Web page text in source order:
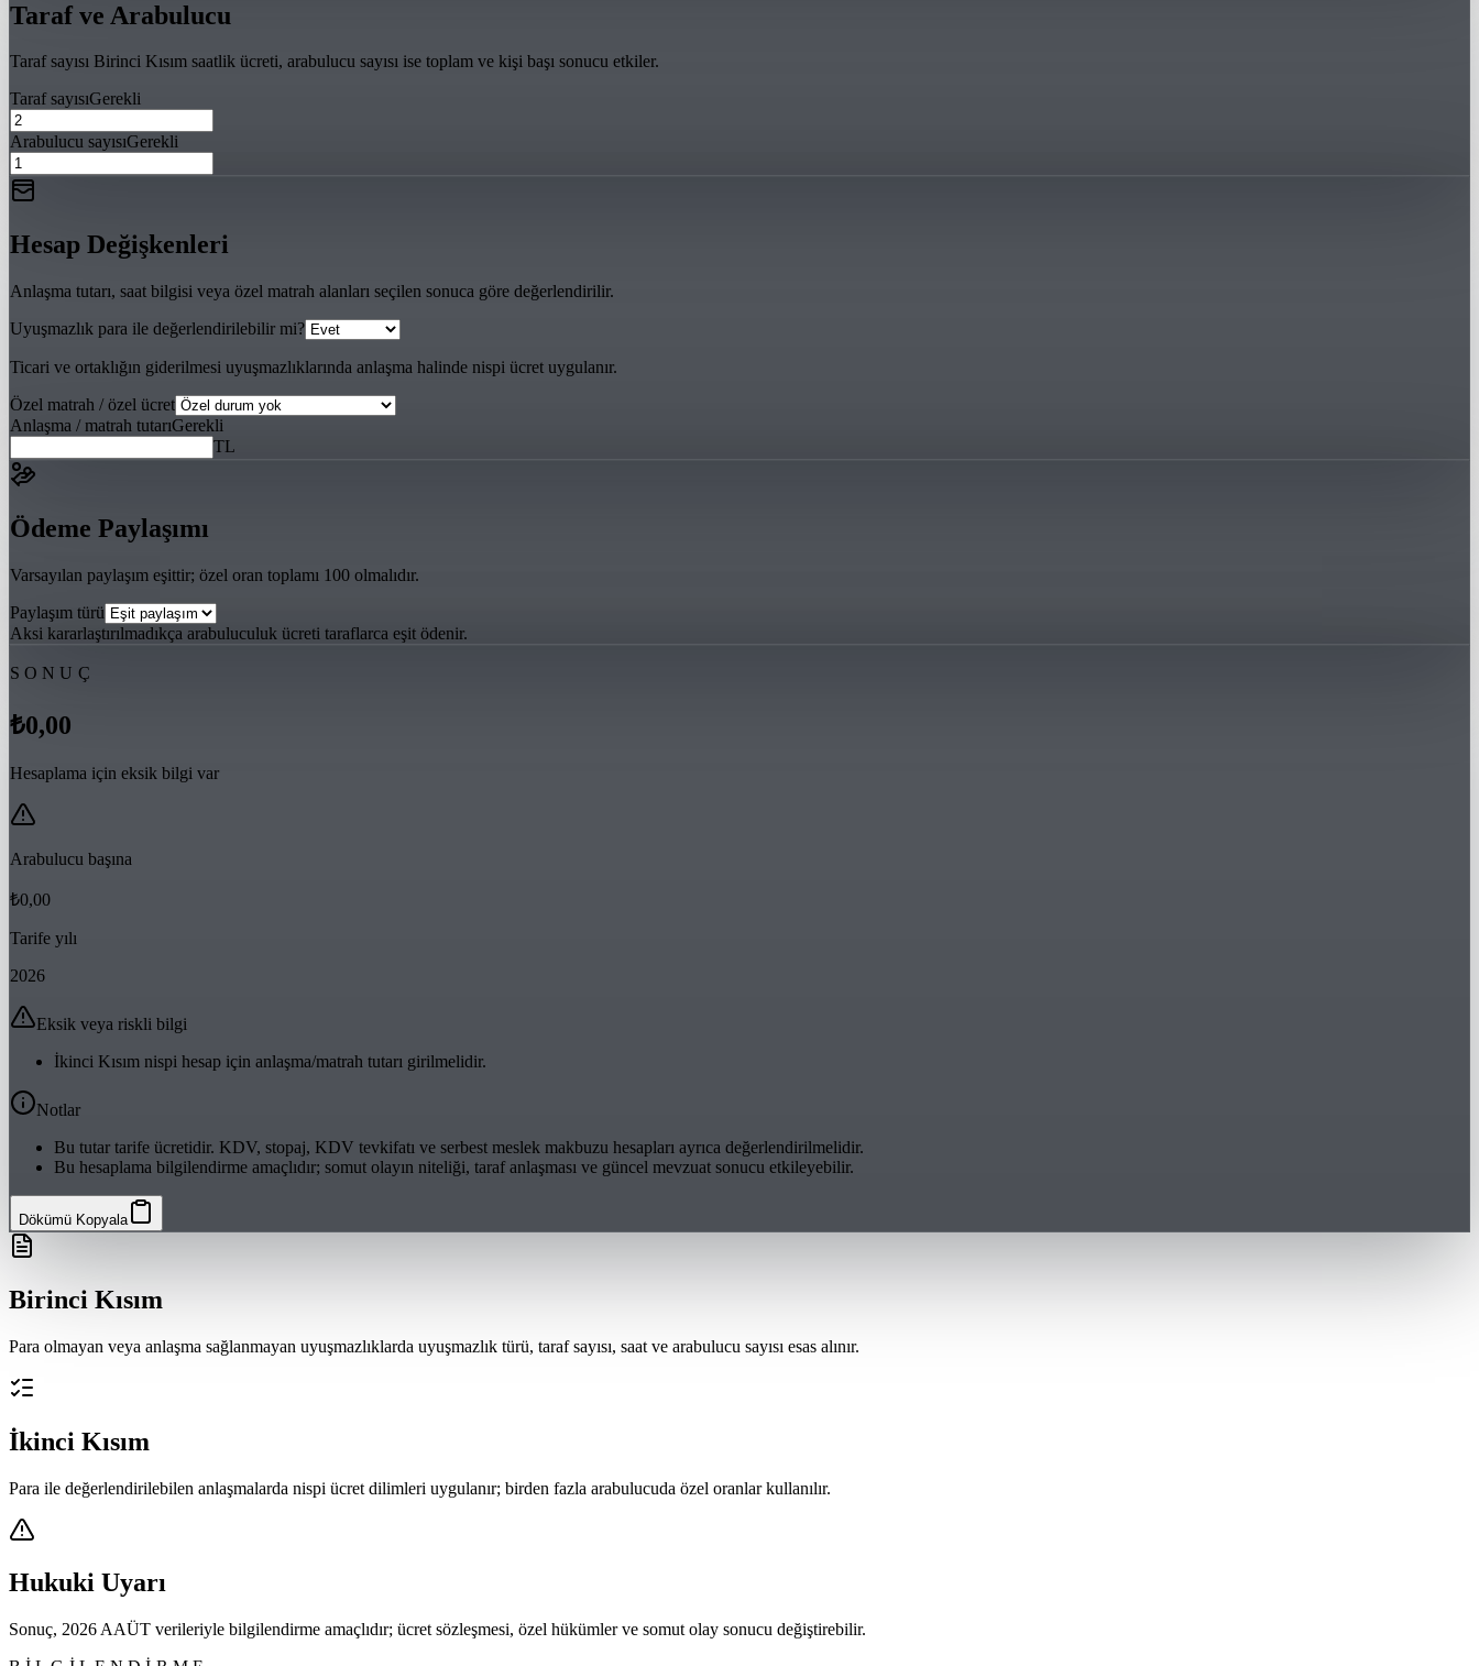
Taraf ve Arabulucu
Taraf sayısı Birinci Kısım saatlik ücreti, arabulucu sayısı ise toplam ve kişi başı sonucu etkiler.
Taraf sayısıGerekli
Arabulucu sayısıGerekli
Hesap Değişkenleri
Anlaşma tutarı, saat bilgisi veya özel matrah alanları seçilen sonuca göre değerlendirilir.
Uyuşmazlık para ile değerlendirilebilir mi?
Ticari ve ortaklığın giderilmesi uyuşmazlıklarında anlaşma halinde nispi ücret uygulanır.
Özel matrah / özel ücret
Anlaşma / matrah tutarıGerekli
TL
Ödeme Paylaşımı
Varsayılan paylaşım eşittir; özel oran toplamı 100 olmalıdır.
Paylaşım türü
Aksi kararlaştırılmadıkça arabuluculuk ücreti taraflarca eşit ödenir.
SONUÇ
₺0,00
Hesaplama için eksik bilgi var
Arabulucu başına
₺0,00
Tarife yılı
2026
Eksik veya riskli bilgi
İkinci Kısım nispi hesap için anlaşma/matrah tutarı girilmelidir.
Notlar
Bu tutar tarife ücretidir. KDV, stopaj, KDV tevkifatı ve serbest meslek makbuzu hesapları ayrıca değerlendirilmelidir.
Bu hesaplama bilgilendirme amaçlıdır; somut olayın niteliği, taraf anlaşması ve güncel mevzuat sonucu etkileyebilir.
Dökümü Kopyala
Birinci Kısım
Para olmayan veya anlaşma sağlanmayan uyuşmazlıklarda uyuşmazlık türü, taraf sayısı, saat ve arabulucu sayısı esas alınır.
İkinci Kısım
Para ile değerlendirilebilen anlaşmalarda nispi ücret dilimleri uygulanır; birden fazla arabulucuda özel oranlar kullanılır.
Hukuki Uyarı
Sonuç, 2026 AAÜT verileriyle bilgilendirme amaçlıdır; ücret sözleşmesi, özel hükümler ve somut olay sonucu değiştirebilir.